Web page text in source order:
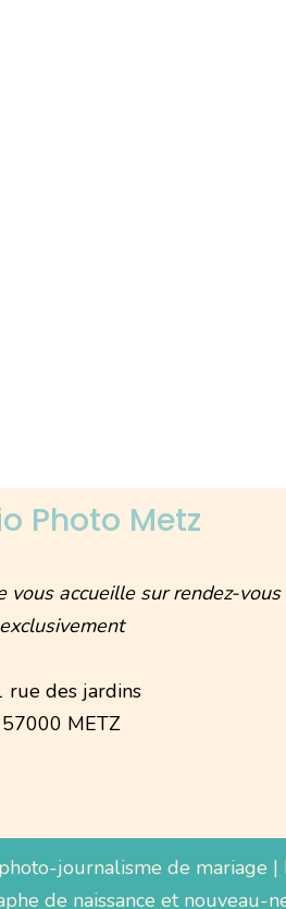
Photo Metz
vous accueille sur rendez-vous
exclusivement
rue des jardins
57000 METZ
journalisme de mariage |
de naissance et nouveau-